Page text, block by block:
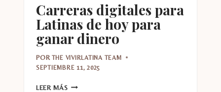
Carreras digitales para
Latinas de hoy para
ganar dinero
POR THE VIVIRLATINA TEAM
SEPTIEMBRE 11, 2025
LEER MÁS CARRERAS